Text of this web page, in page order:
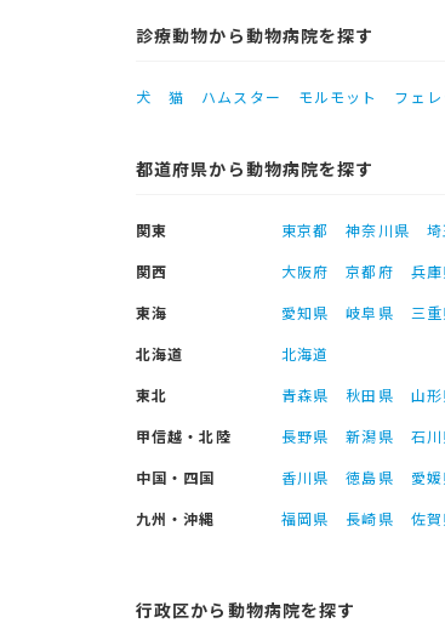
診療動物から動物病院を探す
犬 猫 ハムスター モルモット フェレ
都道府県から動物病院を探す
関東 東京都 神奈川県
関西
大阪府 京都府 兵
東海
愛知県 岐阜県 三
北海道
北海道
東北
青森県 秋田県 山
甲信越・北陸
長野県 新潟県 石
中国・四国
香川県 徳島県 愛
九州・沖縄
福岡県 長崎県 佐
行政区から動物病院を探す